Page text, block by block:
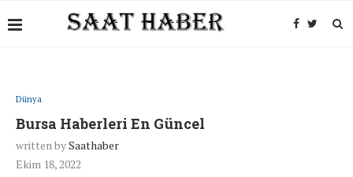
Dünya
Bursa Haberleri En Güncel
written bySaathaber
Ekim 18, 2022